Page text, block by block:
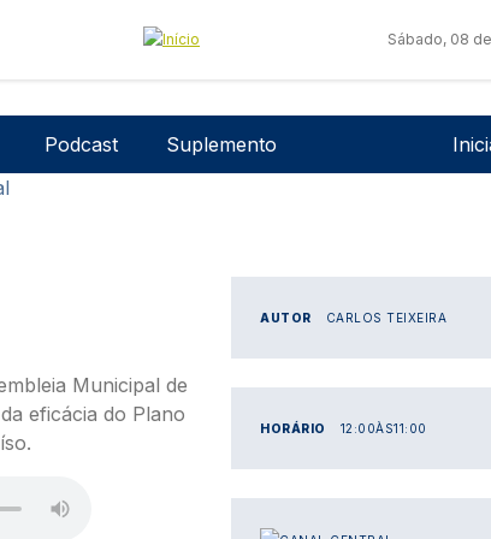
Sábado, 08
Podcast Suplemento
Municipal de
eficácia do Plano
AUTOR CARLOS TEIXEIRA
HORÁRIO 12:00ÀS11:00